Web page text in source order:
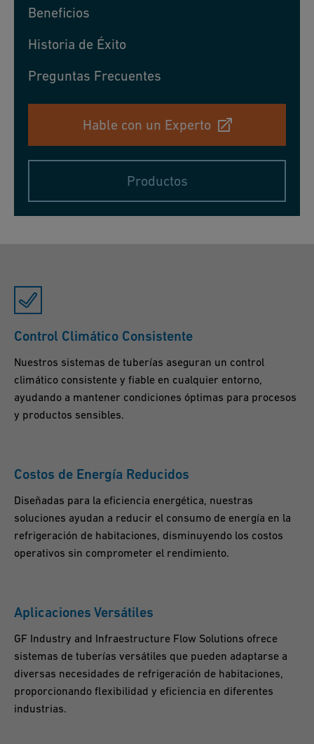
Beneficios
Historia de Éxito
Preguntas Frecuentes
Hable con un Experto
Productos
Control Climático Consistente
Nuestros sistemas de tuberías aseguran un control
climático consistente y fiable en cualquier entorno,
ayudando a mantener condiciones óptimas para procesos
y productos sensibles.
Costos de Energía Reducidos
Diseñadas para la eficiencia energética, nuestras
soluciones ayudan a reducir el consumo de energía en la
refrigeración de habitaciones, disminuyendo los costos
operativos sin comprometer el rendimiento.
Aplicaciones Versátiles
GF Industry and Infraestructure Flow Solutions ofrece
sistemas de tuberías versátiles que pueden adaptarse a
diversas necesidades de refrigeración de habitaciones,
proporcionando flexibilidad y eficiencia en diferentes
industrias.